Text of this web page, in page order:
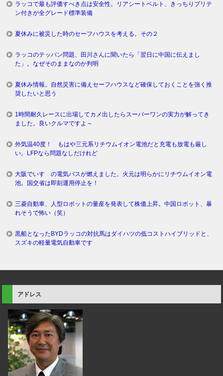
ラッコで最も評価すべき点は安全性。リアシートベルト、きっちりプリテ
ン付きが全グレード標準装備
夏休みに被災した時のセーフハウスを考える。その２
ラッコのテッパン問題、田川さんに聞いたら「翌日に中国に伝えまし
た」。なぜそのままなのか判明
夏休み情報。自然災害に備えセーフハウスなど確保しておくことを強く推
奨したいと思う
1時間耐久レースに出場してカメ出したらスーパーワンの実力が解ってき
ました。良いクルマですよ～
外気温40度！ もはや三元系リチウムイオン電池だと充電も放電も厳し
い。LFPなら問題なしだけれど
大阪でいすゞの電気バスが燃えました。火元は明らかにリチウムイオン電
池。国交省は即刻運用停止を！
三菱自動車、人型ロボットの量産を発表して株価上昇。中国ロボット、暴
れそうで怖い（笑）
黒船となったBYDラッコの対抗馬はダイハツの低コストハイブリッドと、
スズキの軽量電気自動車です
アドレス